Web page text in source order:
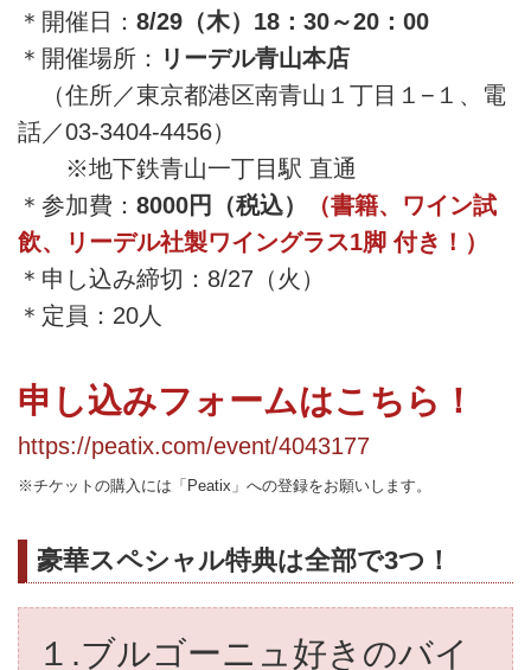
＊開催日： 8/29（木）18：30～20：00
＊開催場所： リーデル青山本店
（住所／東京都港区南青山１丁目１−１、電
話／03-3404-4456）
※地下鉄青山一丁目駅 直通
＊参加費： 8000円（税込）
（書籍、ワイン試
飲、リーデル社製ワイングラス1脚 付き！）
＊申し込み締切：8/27（火）
＊定員：20人
申し込みフォームはこちら！
https://peatix.com/event/4043177
※チケットの購入には「Peatix」への登録をお願いします。
豪華スペシャル特典は全部で3つ！
１.ブルゴーニュ好きのバイ